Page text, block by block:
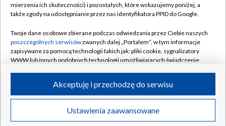
Naziemna Telewizja Cyfrowa
Rada Programowa
System NOS
Informacje o nadawcy
Program dla prasy
Ogłoszenie przetargowe
Pomoc
Kontakt
Kanały
©2026 Telewizja Polska S.A. w likwidacji
mierzenia ich skuteczności) i pozostałych, które wskazujemy poniżej, a
także zgody na udostępnianie przez nas identyfikatora PPID do Google.
Twoje dane osobowe zbierane podczas odwiedzania przez Ciebie naszych
poszczególnych serwisówzwanych dalej „Portalem”, w tym informacje
zapisywane za pomocą technologii takich jak: pliki cookie, sygnalizatory
WWW lub innych podobnych technologii umożliwiających świadczenie
ruchu w Internecie.
Twoje dane osobowe zbierane podczas odwiedzania przez Ciebie
poszczególnych serwisówna Portalu, takie jak adresy IP, identyfikatory
Ustawienia zaawansowane
Akceptuję i przechodzę do serwisu